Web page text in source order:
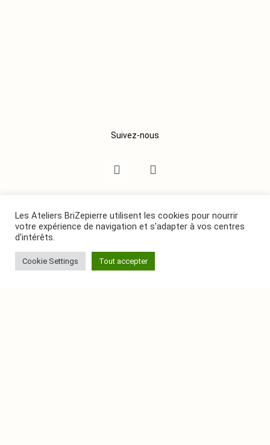
Suivez-nous
Les Ateliers BriZepierre utilisent les cookies pour nourrir
votre expérience de navigation et s'adapter à vos centres
d'intérêts.
Cookie Settings Tout accepter